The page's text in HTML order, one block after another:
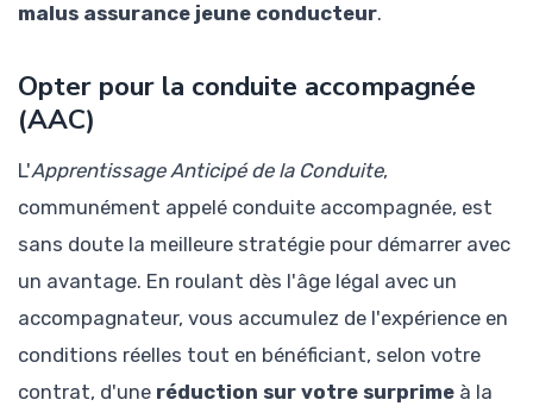
malus assurance jeune conducteur.
Opter pour la conduite accompagnée
(AAC)
L'Apprentissage Anticipé de la Conduite,
communément appelé conduite accompagnée, est
sans doute la meilleure stratégie pour démarrer avec
un avantage. En roulant dès l'âge légal avec un
accompagnateur, vous accumulez de l'expérience en
conditions réelles tout en bénéficiant, selon votre
contrat, d'une réduction sur votre surprime à la